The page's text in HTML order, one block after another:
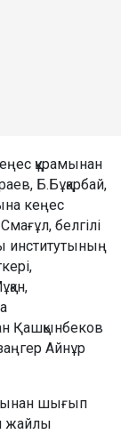
құрамынан
Б.Бұқарбай,
кеңес
белгілі
институтының
Қашқынбеков
Айнұр
шығып
жайлы